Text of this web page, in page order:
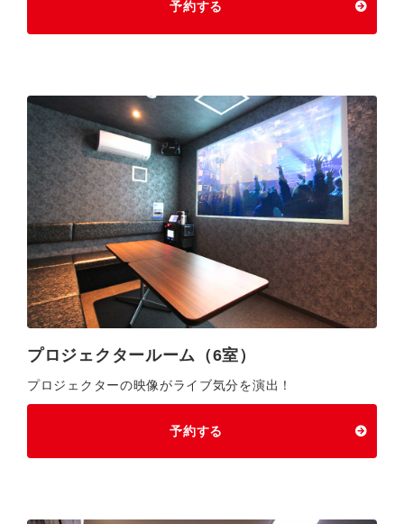
予約する
プロジェクタールーム（6室）
プロジェクターの映像がライブ気分を演出！
予約する